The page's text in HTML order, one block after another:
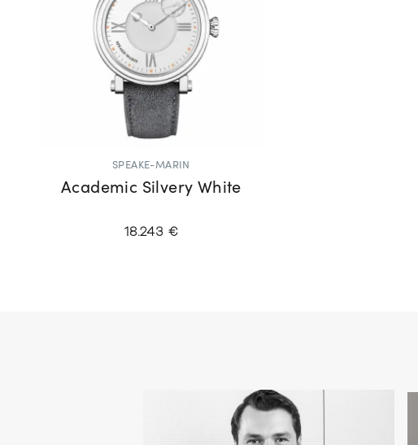
SPEAKE-MARIN
Academic Silvery White
18.243 €